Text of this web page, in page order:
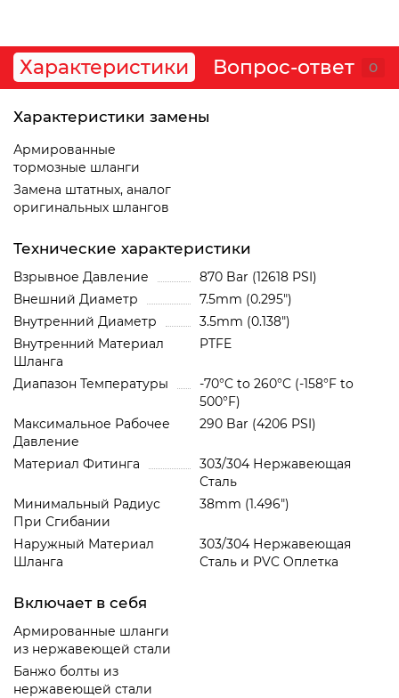
Характеристики Вопрос-ответ 0
Характеристики замены
Армированные
тормозные шланги
Замена штатных, аналог
оригинальных шлангов
Технические характеристики
Взрывное Давление
870 Bar (12618 PSI)
Внешний Диаметр
7.5mm (0.295")
Внутренний Диаметр
3.5mm (0.138")
Внутренний Материал
Шланга
PTFE
Диапазон Температуры
-70°C to 260°C (-158°F to
500°F)
Максимальное Рабочее
Давление
290 Bar (4206 PSI)
Материал Фитинга
303/304 Нержавеющая
Сталь
Минимальный Радиус
При Сгибании
38mm (1.496")
Наружный Материал
Шланга
303/304 Нержавеющая
Сталь и PVC Oплетка
Включает в себя
Армированные шланги
из нержавеющей стали
Банжо болты из
нержавеющей стали